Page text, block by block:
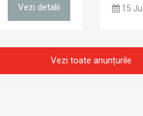
Vezi detalii 15
Vezi toate anunțurile